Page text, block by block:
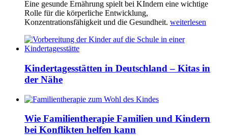
Eine gesunde Ernährung spielt bei KIndern eine wichtige
Rolle für die körperliche Entwicklung,
Konzentrationsfähigkeit und die Gesundheit. weiterlesen
Kindertagesstätten in Deutschland – Kitas in
der Nähe
Wie Familientherapie Familien und Kindern
bei Konflikten helfen kann